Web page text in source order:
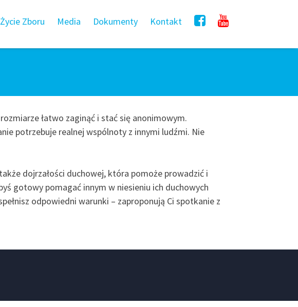
Życie Zboru Media Dokumenty Kontakt
łatwo zaginąć i stać się anonimowym.
potrzebuje realnej wspólnoty z innymi ludźmi. Nie
dojrzałości duchowej, która pomoże prowadzić i
gotowy pomagać innym w niesieniu ich duchowych
odpowiedni warunki – zaproponują Ci spotkanie z